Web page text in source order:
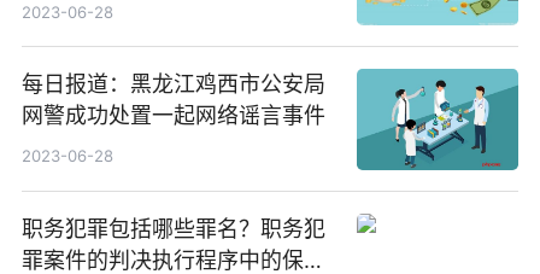
2023-06-28
每日报道：黑龙江鸡西市公安局
网警成功处置一起网络谣言事件
2023-06-28
职务犯罪包括哪些罪名？职务犯
罪案件的判决执行程序中的保释